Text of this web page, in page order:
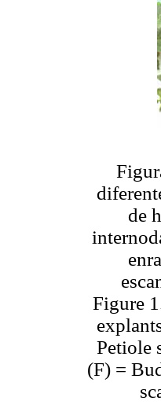
de
Figure
Petiole
(F) =